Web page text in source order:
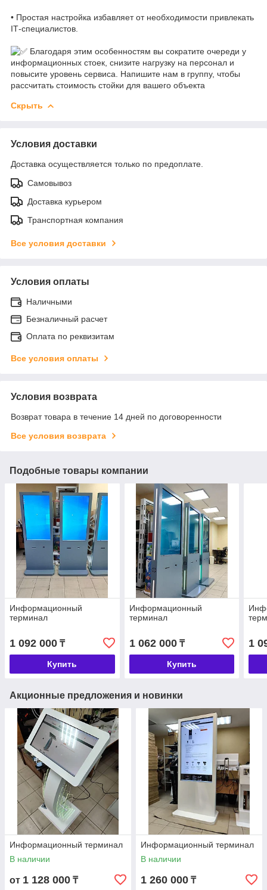
• Простая настройка избавляет от необходимости привлекать
IT‑специалистов.
Благодаря этим особенностям вы сократите очереди у
информационных стоек, снизите нагрузку на персонал и
повысите уровень сервиса. Напишите нам в группу, чтобы
рассчитать стоимость стойки для вашего объекта
Скрыть
Условия доставки
Доставка осуществляется только по предоплате.
Самовывоз
Доставка курьером
Транспортная компания
Все условия доставки
Условия оплаты
Наличными
Безналичный расчет
Оплата по реквизитам
Все условия оплаты
Условия возврата
Возврат товара в течение 14 дней по договоренности
Все условия возврата
Подобные товары компании
Информационный
терминал
1 092 000 ₸
Купить
Информационный
терминал
1 062 000₸
Купить
1
Акционные предложения и новинки
Информационный терминал
В наличии
от 1 128 000 ₸
Информационный терминал
В наличии
1 260 000 ₸